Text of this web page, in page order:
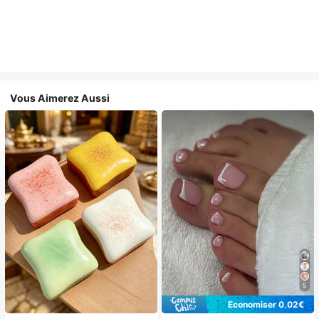
Vous Aimerez Aussi
5
Économiser 0,02€